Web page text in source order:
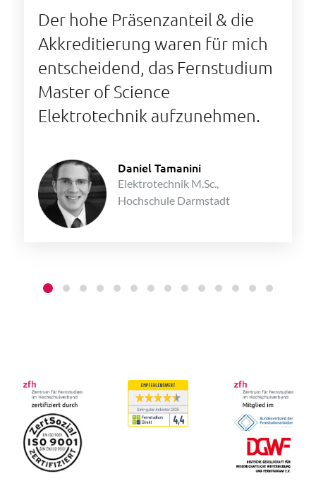
Der hohe Präsenzanteil & die
Akkreditierung waren für mich
entscheidend, das Fernstudium
Master of Science
Elektrotechnik aufzunehmen.
Daniel Tamanini
Elektrotechnik M.Sc.,
Hochschule Darmstadt